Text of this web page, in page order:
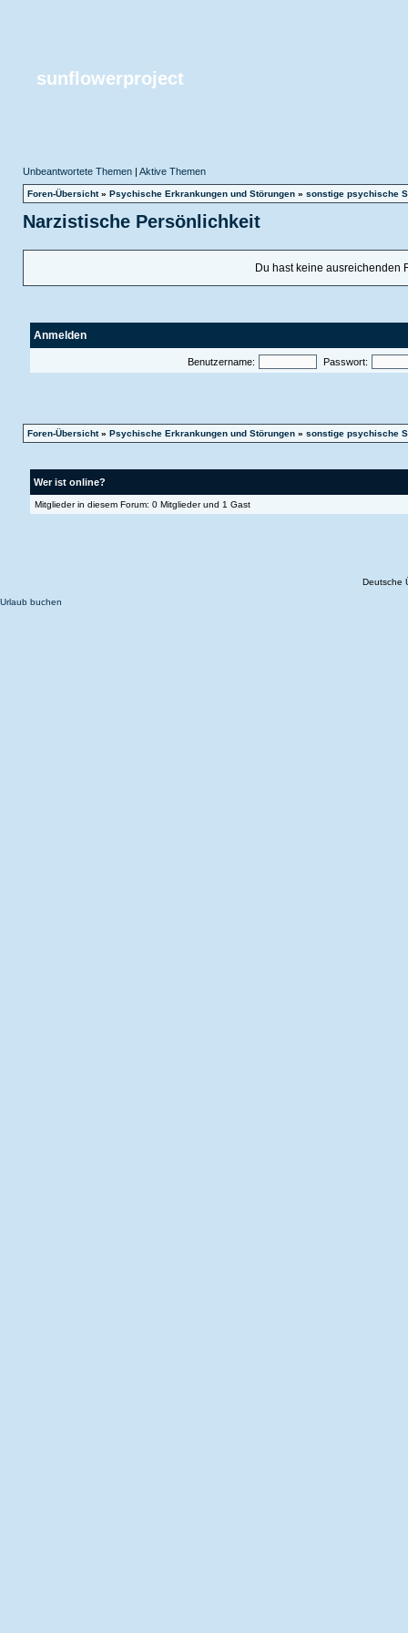
sunflowerproject
Unbeantwortete Themen| Aktive Themen
Foren-Übersicht» Psychische Erkrankungen und Störungen» sonstige psychische
Narzistische Persönlichkeit
Du hast keine ausreichenden
Anmelden
Benutzername: Passwort:
Foren-Übersicht» Psychische Erkrankungen und Störungen» sonstige psychische
Wer ist online?
Mitglieder in diesem Forum: 0 Mitglieder und 1 Gast
Deutsche
Urlaub buchen